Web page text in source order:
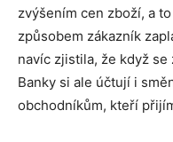
zvýšením cen zboží, a
způsobem zákazník
navíc zjistila, že když
Banky si ale účtují i
obchodníkům, kteří